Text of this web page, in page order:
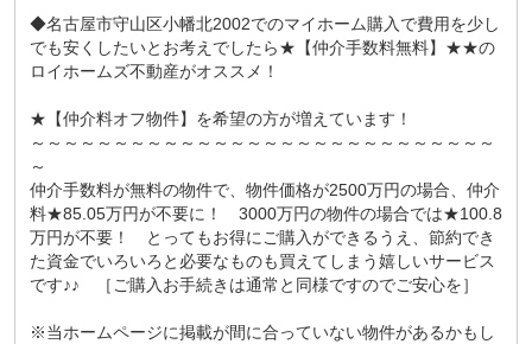
◆名古屋市守山区小幡北2002でのマイホーム購入で費用を少し
でも安くしたいとお考えでしたら★【仲介手数料無料】★★の
ロイホームズ不動産がオススメ！
★【仲介料オフ物件】を希望の方が増えています！
～～～～～～～～～～～～～～～～～～～～～～～～～～～～
～
仲介手数料が無料の物件で、物件価格が2500万円の場合、仲介
料★85.05万円が不要に！ 3000万円の物件の場合では★100.8
万円が不要！ とってもお得にご購入ができるうえ、節約でき
た資金でいろいろと必要なものも買えてしまう嬉しいサービス
です♪♪ ［ご購入お手続きは通常と同様ですのでご安心を］
※当ホームページに掲載が間に合っていない物件があるかもし